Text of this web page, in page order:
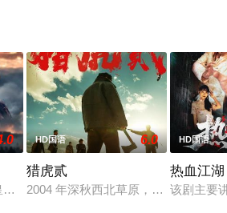
义子神策府神威将军冷啸天，席间告
HD国语 6.0
猎虎贰
2004 年深秋西北草原，假交警截停
HD国语
热血江湖
该剧主要